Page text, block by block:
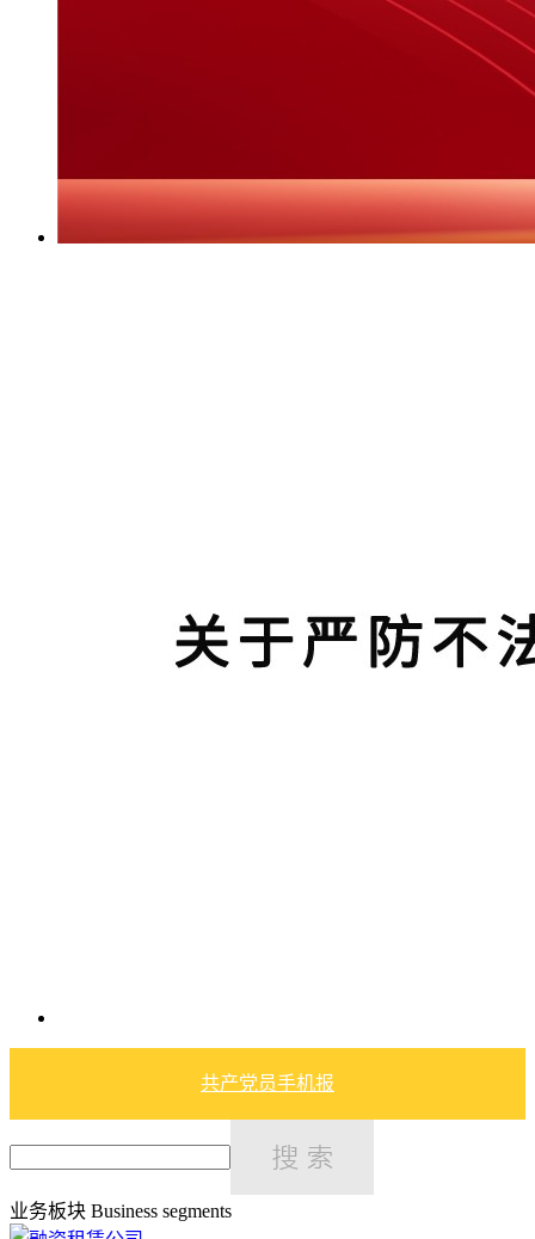
共产党员手机报
业务板块 Business segments